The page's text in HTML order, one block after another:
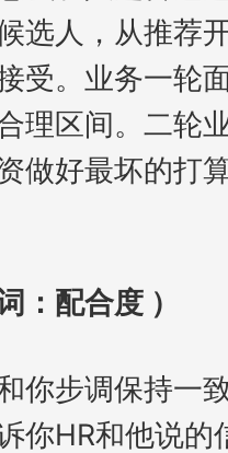
选人，从推荐
受。业务一轮
理区间。二轮
做好最坏的打
：配合度 ）
你步调保持一
你HR和他说的